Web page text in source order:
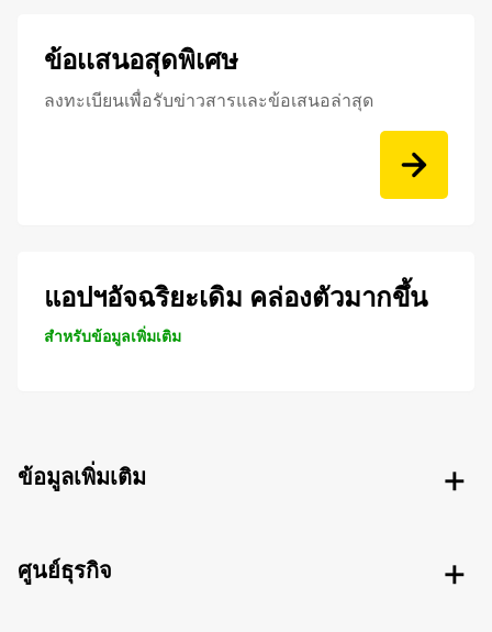
ข้อเเสนอสุดพิเศษ
ลงทะเบียนเพื่อรับข่าวสารและข้อเสนอล่าสุด
แอปฯอัจฉริยะเดิม คล่องตัวมากขึ้น
สำหรับข้อมูลเพิ่มเติม
ข้อมูลเพิ่มเติม
ศูนย์ธุรกิจ